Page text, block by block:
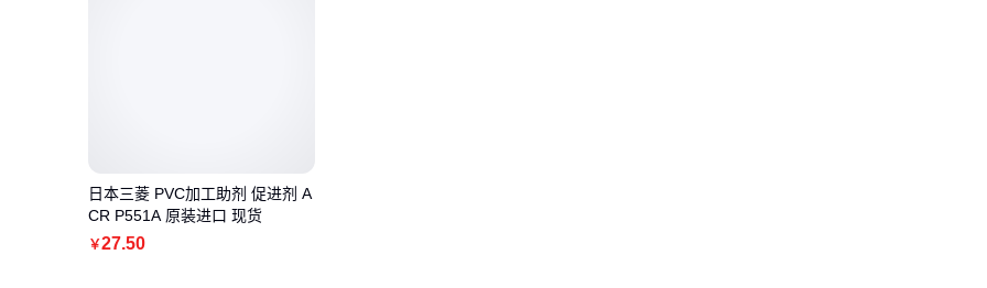
日本三菱 PVC加工助剂 促进剂 A
CR P551A 原装进口 现货
￥27.50